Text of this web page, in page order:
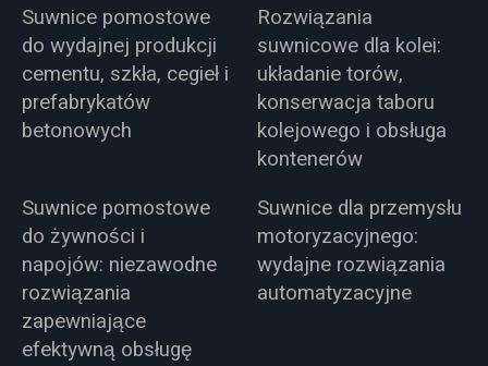
Suwnice pomostowe
do wydajnej produkcji
cementu, szkła, cegieł i
prefabrykatów
betonowych
Rozwiązania
suwnicowe dla kolei:
układanie torów,
konserwacja taboru
kolejowego i obsługa
kontenerów
Suwnice pomostowe
do żywności i
napojów: niezawodne
rozwiązania
zapewniające
efektywną obsługę
Suwnice dla przemysłu
motoryzacyjnego:
wydajne rozwiązania
automatyzacyjne